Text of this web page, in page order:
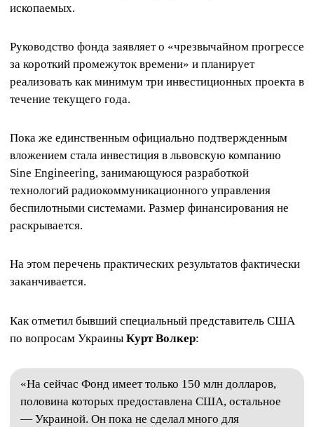
ископаемых.
Руководство фонда заявляет о «чрезвычайном прогрессе
за короткий промежуток времени» и планирует
реализовать как минимум три инвестиционных проекта в
течение текущего года.
Пока же единственным официально подтвержденным
вложением стала инвестиция в львовскую компанию
Sine Engineering, занимающуюся разработкой
технологий радиокоммуникационного управления
беспилотными системами. Размер финансирования не
раскрывается.
На этом перечень практических результатов фактически
заканчивается.
Как отметил бывший специальный представитель США
по вопросам Украины Курт Волкер:
«На сейчас Фонд имеет только 150 млн долларов,
половина которых предоставлена США, остальное
— Украиной. Он пока не сделал много для